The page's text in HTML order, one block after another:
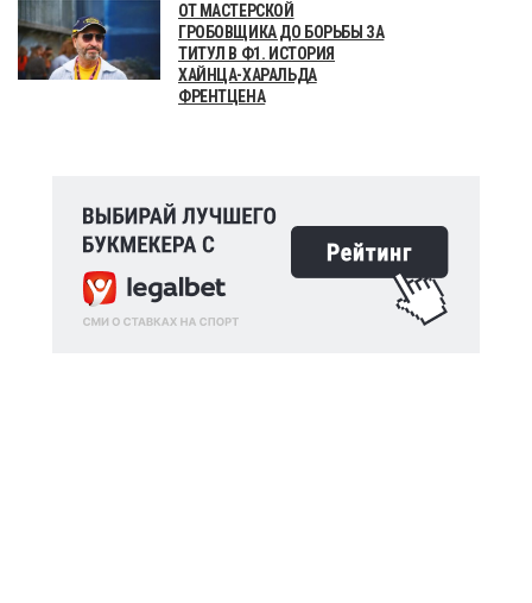
ОТ МАСТЕРСКОЙ
ГРОБОВЩИКА ДО БОРЬБЫ ЗА
ТИТУЛ В Ф1. ИСТОРИЯ
ХАЙНЦА-ХАРАЛЬДА
ФРЕНТЦЕНА